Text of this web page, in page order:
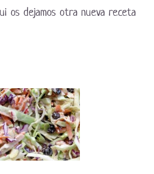
os dejamos otra nueva receta